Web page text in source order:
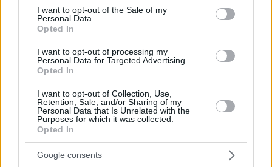
consent section.
I want to opt-out of the Sale of my
Personal Data.
Opted In
I want to opt-out of processing my
Personal Data for Targeted Advertising.
Opted In
I want to opt-out of Collection, Use,
Retention, Sale, and/or Sharing of my
Personal Data that Is Unrelated with the
Purposes for which it was collected.
Opted In
Google consents
Ελεύθερος Τύπος